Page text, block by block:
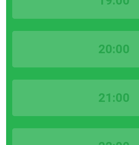
20:00
21:00